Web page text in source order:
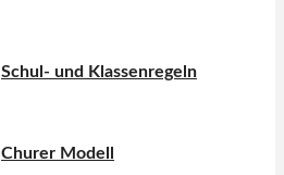
Schul- und Klassenregeln
Churer Modell